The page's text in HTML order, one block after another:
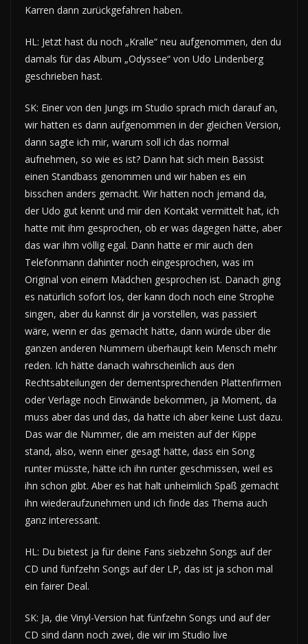
Karren dann zurückgefahren haben.
HL: Jetzt hast du noch „Kralle“ neu aufgenommen, den du
damals für das Album „Odyssee“ von Udo Lindenberg
geschrieben hast.
SK: Einer von den Jungs im Studio sprach mich darauf an,
wir hatten es dann aufgenommen in der gleichen Version,
dann sagte ich mir, warum soll ich das normal
aufnehmen, so wie es ist? Dann hat sich mein Bassist
einen Standbass genommen und wir haben es ein
bisschen anders gemacht. Wir hatten noch jemand da,
der Udo gut kennt und mir den Kontakt vermittelt hat, ich
hatte mit ihm gesprochen, ob er was dagegen hätte, aber
das war ihm völlig egal. Dann hatte er mir auch den
Telefonmann dahinter noch eingesprochen, was im
Original von einem Mädchen gesprochen ist. Danach ging
es natürlich sofort los, der kann doch noch eine Strophe
singen, aber du kannst dir ja vorstellen, was passiert
wäre, wenn er das gemacht hätte, dann würde über die
ganzen anderen Nummern überhaupt kein Mensch mehr
reden. Ich hätte danach wahrscheinlich aus den
Rechtsabteilungen der dementsprechenden Plattenfirmen
oder Verlage noch Einwände bekommen, ja Moment, da
muss aber das und das, da hatte ich aber keine Lust dazu.
Das war die Nummer, die am meisten auf der Kippe
stand, also, wenn einer gesagt hätte, dass ein Song
runter müsste, hätte ich ihn runter geschmissen, weil es
ihn schon gibt. Aber es hat halt unheimlich Spaß gemacht
ihn wiederaufzunehmen und ich finde das Thema auch
ganz interessant.
HL: Du bietest ja für deine Fans siebzehn Songs auf der
CD und fünfzehn Songs auf der LP, das ist ja schon mal
ein fairer Deal.
SK: Ja, die Vinyl-Version hat fünfzehn Songs und auf der
CD sind dann noch zwei, die wir im Studio live